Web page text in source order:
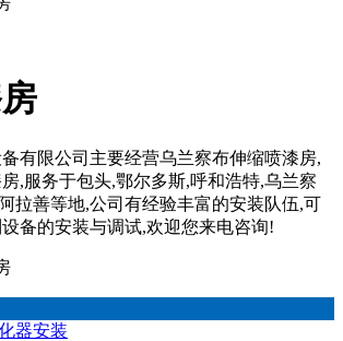
有限公司主要经营乌兰察布伸缩喷漆房,
,服务于包头,鄂尔多斯,呼和浩特,乌兰察
拉善等地,公司有经验丰富的安装队伍,可
备的安装与调试,欢迎您来电咨询!
器安装